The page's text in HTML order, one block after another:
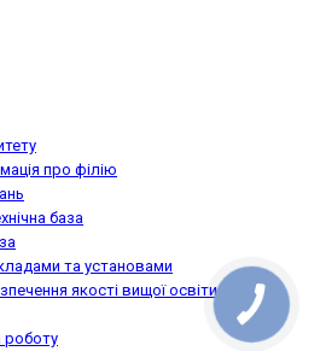
про філію
база
та установами
якості вищої освіти
роботу